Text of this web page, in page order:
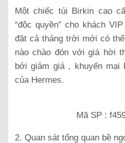
Một chiếc túi Birkin cao
“độc quyền” cho khách
đặt cả tháng trời mới có
nào chào đón với giá hời
bởi giảm giá , khuyến mại
của Hermes.
Mã SP :
2. Quan sát tổng quan bề